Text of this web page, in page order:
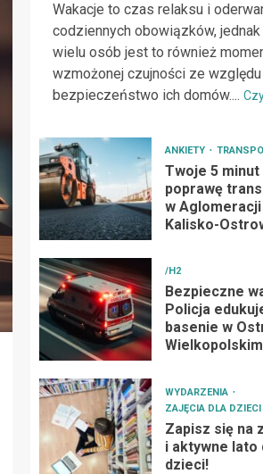
Wakacje to czas relaksu i
codziennych obowiązków,
wielu osób jest to również
wzmożonej czujności ze względu
bezpieczeństwo ich domów....
ANKIETY
Twoje 5 minut
poprawę
w Aglomeracji
Kalisko-
/H2
Bezpieczne
Policja
basenie w
Wielkopolskim
WYDARZENIA
ZAJĘCIA DLA DZIECI
Zapisz się na
i aktywne lato
dzieci!